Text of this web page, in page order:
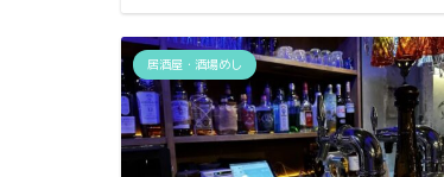
居酒屋・酒場めし